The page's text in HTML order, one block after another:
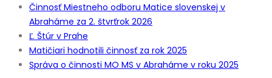
Činnosť Miestneho odboru Matice slovenskej v
Abraháme za 2. štvrťrok 2026
Ľ. Štúr v Prahe
Matičiari hodnotili činnosť za rok 2025
Správa o činnosti MO MS v Abraháme v roku 2025